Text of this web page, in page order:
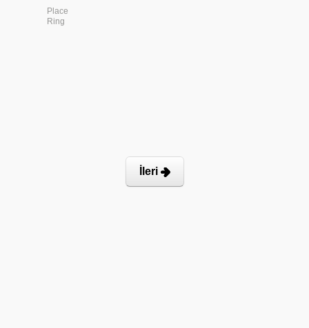
Place
Ring
İleri